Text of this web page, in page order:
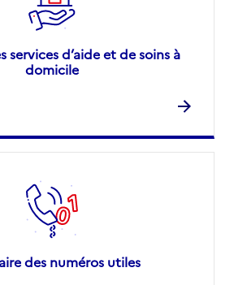
services d’aide et de soins à
domicile
des numéros utiles